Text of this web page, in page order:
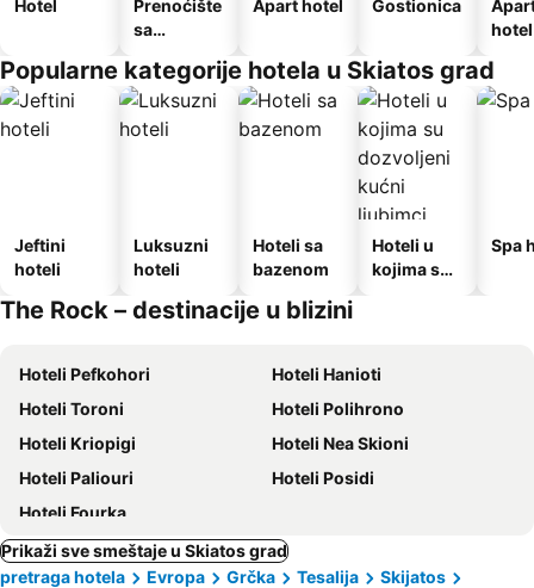
Hotel
Prenoćište
sa
Apart hotel Gostionica
hotel
Popularne kategorije hotela u Skiatos grad
Jeftini
hoteli
Luksuzni
hoteli
Hoteli sa
bazenom
Hoteli u
kojima su
Spa
The Rock – destinacije u blizini
Hoteli Pefkohori
Hoteli Hanioti
Hoteli Toroni
Hoteli Polihrono
Hoteli Kriopigi
Hoteli Nea Skioni
Hoteli Paliouri
Hoteli Posidi
Hoteli Fourka
Prikaži sve smeštaje u Skiatos grad
pretraga hotela
Evropa Grčka Tesalija
Skijatos